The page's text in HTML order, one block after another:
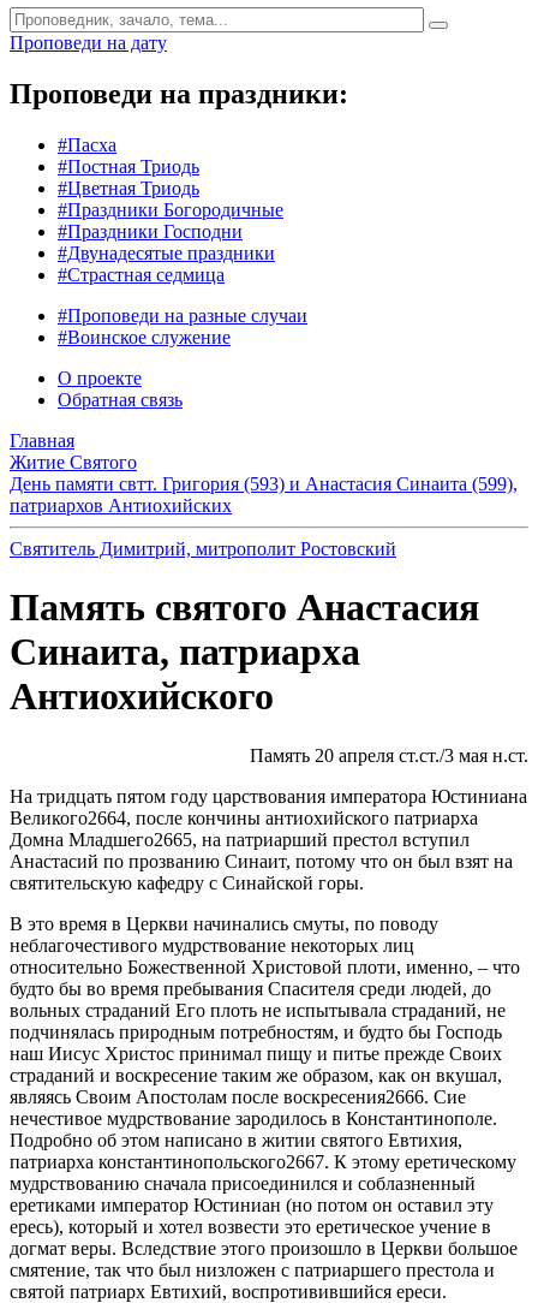
Проповеди на дату
Проповеди на праздники:
#Пасха
#Постная Триодь
#Цветная Триодь
#Праздники Богородичные
#Праздники Господни
#Двунадесятые праздники
#Страстная седмица
#Проповеди на разные случаи
#Воинское служение
О проекте
Обратная связь
Главная
Житие Святого
День памяти свтт. Григория (593) и Анастасия Синаита (599),
патриархов Антиохийских
Святитель Димитрий, митрополит Ростовский
Память святого Анастасия
Синаита, патриарха
Антиохийского
Память 20 апреля ст.ст./3 мая н.ст.
На тридцать пятом году царствования императора Юстиниана
Великого2664, после кончины антиохийского патриарха
Домна Младшего2665, на патриарший престол вступил
Анастасий по прозванию Синаит, потому что он был взят на
святительскую кафедру с Синайской горы.
В это время в Церкви начинались смуты, по поводу
неблагочестивого мудрствование некоторых лиц
относительно Божественной Христовой плоти, именно, – что
будто бы во время пребывания Спасителя среди людей, до
вольных страданий Его плоть не испытывала страданий, не
подчинялась природным потребностям, и будто бы Господь
наш Иисус Христос принимал пищу и питье прежде Своих
страданий и воскресение таким же образом, как он вкушал,
являясь Своим Апостолам после воскресения2666. Сие
нечестивое мудрствование зародилось в Константинополе.
Подробно об этом написано в житии святого Евтихия,
патриарха константинопольского2667. К этому еретическому
мудрствованию сначала присоединился и соблазненный
еретиками император Юстиниан (но потом он оставил эту
ересь), который и хотел возвести это еретическое учение в
догмат веры. Вследствие этого произошло в Церкви большое
смятение, так что был низложен с патриаршего престола и
святой патриарх Евтихий, воспротивившийся ереси.